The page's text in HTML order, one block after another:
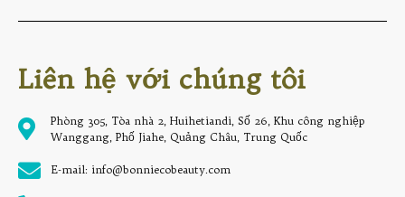
Liên hệ với chúng tôi
Phòng 305, Tòa nhà 2, Huihetiandi, Số 26, Khu công nghiệp
Wanggang, Phố Jiahe, Quảng Châu, Trung Quốc
E-mail: info@bonniecobeauty.com